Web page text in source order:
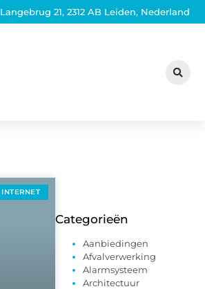
Langebrug 21, 2312 AB Leiden, Nederland
INTERNET
Categorieën
Aanbiedingen
Afvalverwerking
Alarmsysteem
Architectuur